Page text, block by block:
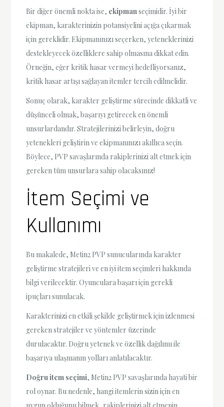
Bir diğer önemli nokta ise, ekipman seçimidir. İyi bir
ekipman, karakterinizin potansiyelini açığa çıkarmak
için gereklidir. Ekipmanınızı seçerken, yeteneklerinizi
destekleyecek özelliklere sahip olmasına dikkat edin.
Örneğin, eğer kritik hasar vermeyi hedefliyorsanız,
kritik hasar artışı sağlayan itemler tercih edilmelidir.
Sonuç olarak, karakter geliştirme sürecinde dikkatli ve
düşünceli olmak, başarıyı getirecek en önemli
unsurlardandır. Stratejilerinizi belirleyin, doğru
yetenekleri geliştirin ve ekipmanınızı akıllıca seçin.
Böylece, PVP savaşlarında rakiplerinizi alt etmek için
gereken tüm unsurlara sahip olacaksınız!
İtem Seçimi ve
Kullanımı
Bu makalede, Metin2 PVP sunucularında karakter
geliştirme stratejileri ve en iyi item seçimleri hakkında
bilgi verilecektir. Oyunculara başarı için gerekli
ipuçları sunulacak.
Karakterinizi en etkili şekilde geliştirmek için izlenmesi
gereken stratejiler ve yöntemler üzerinde
durulacaktır. Doğru yetenek ve özellik dağılımı ile
başarıya ulaşmanın yolları anlatılacaktır.
Doğru item seçimi, Metin2 PVP savaşlarında hayati bir
rol oynar. Bu nedenle, hangi itemlerin sizin için en